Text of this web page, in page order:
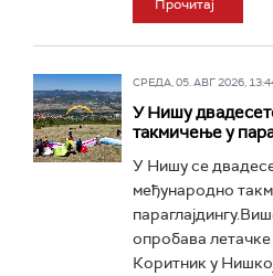
Прочитај
СРЕДА, 05. АВГ 2026,
У Нишу
такмичење у
У Нишу се
међународно
опробава
Коритник у